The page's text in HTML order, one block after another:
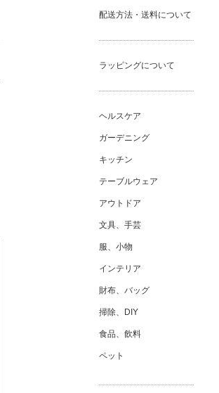
配送方法・送料について
ラッピングについて
ヘルスケア
ガーデニング
キッチン
テーブルウェア
アウトドア
文具、手芸
服、小物
インテリア
財布、バッグ
掃除、DIY
食品、飲料
ペット